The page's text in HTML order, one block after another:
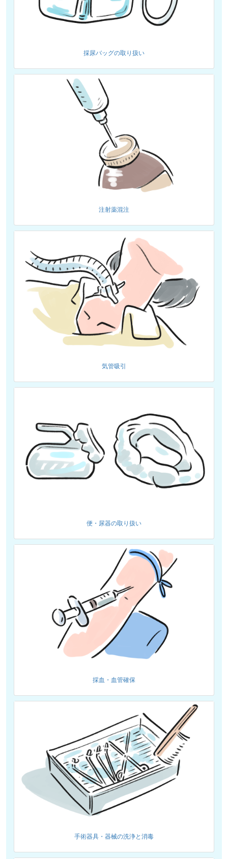
採尿バッグの取り扱い
注射薬混注
気管吸引
便・尿器の取り扱い
採血・血管確保
手術器具・器械の洗浄と消毒